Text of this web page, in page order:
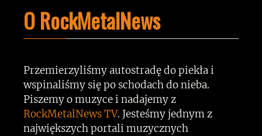
O RockMetalNews
Przemierzyliśmy autostradę do piekła i
wspinaliśmy się po schodach do nieba.
Piszemy o muzyce i nadajemy z
RockMetalNews TV. Jesteśmy jednym z
największych portali muzycznych